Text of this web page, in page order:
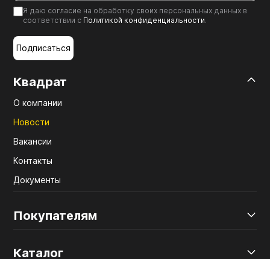
Квадрат
О компании
Новости
Вакансии
Контакты
Документы
Покупателям
Каталог
Я даю согласие на обработку своих персональных данных в
соответствии с Политикой конфиденциальности.
Подписаться